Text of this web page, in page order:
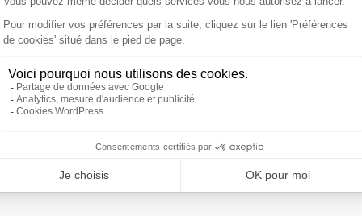
de plus en plus compliquées : on en parle Olivier Hourcau
de maires refusent de marier des personnes sous OQTF en